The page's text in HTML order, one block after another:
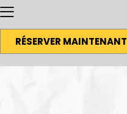
RÉSERVER MAINTENANT